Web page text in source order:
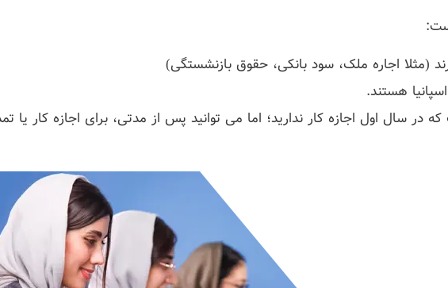
(مثلا اجاره ملک، سود بانکی، حقوق بازنشستگی)
هستند.
در سال اول اجازه کار ندارید؛ اما می توانید پس از مدتی، برای اجازه کار یا